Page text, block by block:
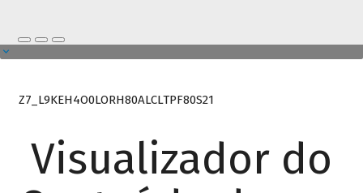
Z7_L9KEH4O0LORH80ALCLTPF80S21
Visualizador do